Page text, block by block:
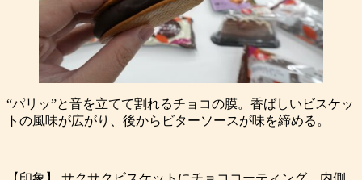
“パリッ”と音を立てて割れるチョコの膜。香ばしいビスケッ
トの風味が広がり、後からビターソースが味を締める。